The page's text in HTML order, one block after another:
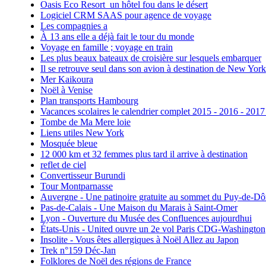
Oasis Eco Resort un hôtel fou dans le désert
Logiciel CRM SAAS pour agence de voyage
Les compagnies a
À 13 ans elle a déjà fait le tour du monde
Voyage en famille ; voyage en train
Les plus beaux bateaux de croisière sur lesquels embarquer
Il se retrouve seul dans son avion à destination de New York
Mer Kaikoura
Noël à Venise
Plan transports Hambourg
Vacances scolaires le calendrier complet 2015 - 2016 -
Tombe de Ma Mere loie
Liens utiles New York
Mosquée bleue
12 000 km et 32 femmes plus tard il arrive à destination
reflet de ciel
Convertisseur Burundi
Tour Montparnasse
Auvergne - Une patinoire gratuite au sommet du Puy-de-
Pas-de-Calais - Une Maison du Marais à Saint-Omer
Lyon - Ouverture du Musée des Confluences aujourdhui
États-Unis - United ouvre un 2e vol Paris CDG-Washington
Insolite - Vous êtes allergiques à Noël Allez au Japon
Trek n°159 Déc-Jan
Folklores de Noël des régions de France